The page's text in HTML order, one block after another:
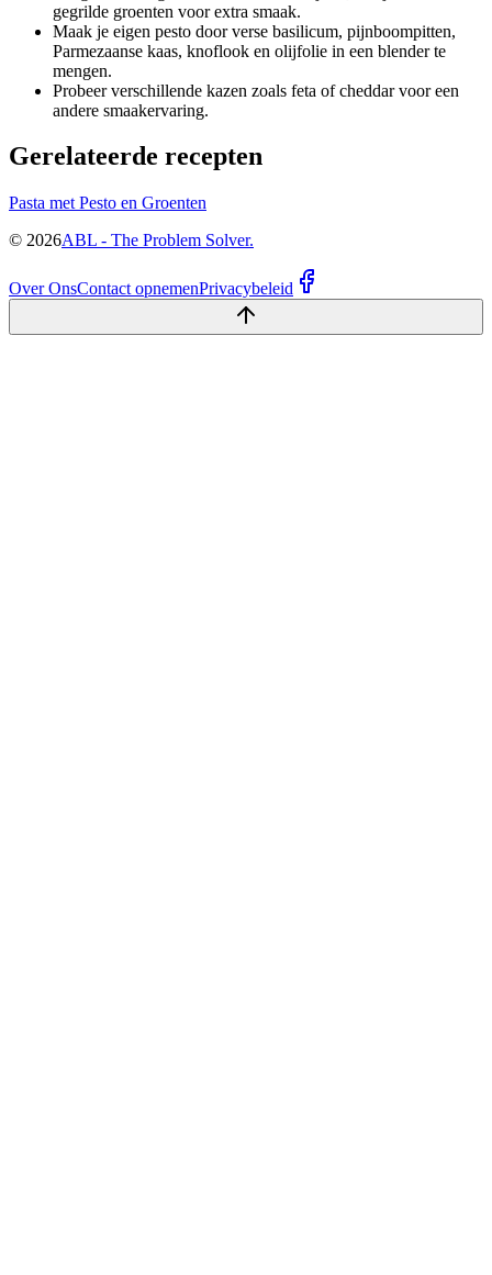
gegrilde groenten voor extra smaak.
Maak je eigen pesto door verse basilicum, pijnboompitten,
Parmezaanse kaas, knoflook en olijfolie in een blender te
mengen.
Probeer verschillende kazen zoals feta of cheddar voor een
andere smaakervaring.
Gerelateerde recepten
Pasta met Pesto en Groenten
© 2026ABL - The Problem Solver.
Over OnsContact opnemenPrivacybeleid